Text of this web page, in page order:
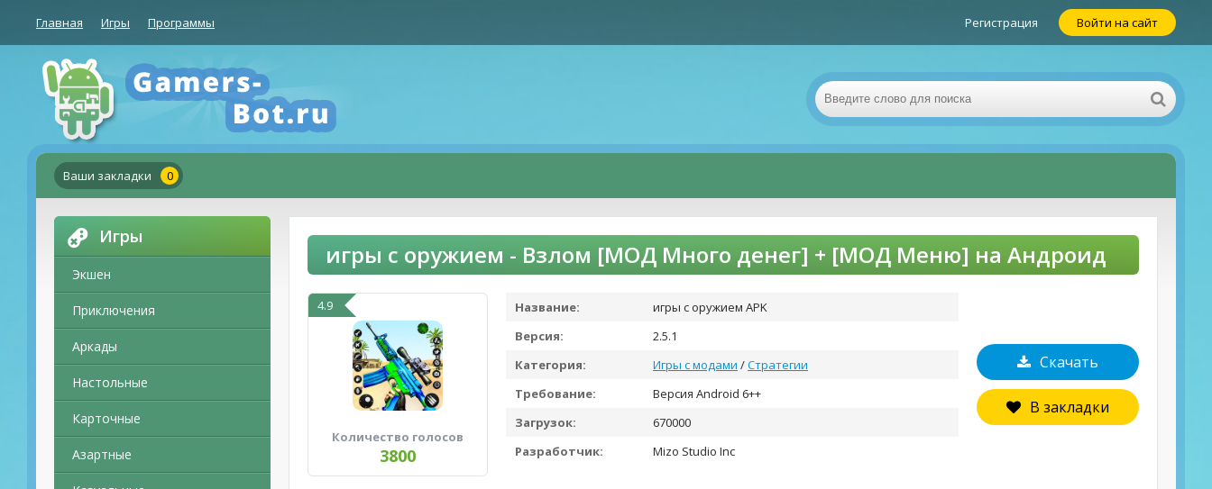
Главная Игры Программы Регистрация Войти на сайт
Ваши закладки 0
Игры
Экшен
Приключения
Аркады
Настольные
Карточные
Азартные
игры с оружием - Взлом [МОД Много денег] + [МОД Меню] на Андроид
4.9
Количество голосов
3800
Скачать
В закладки
Название:
игры с оружием APK
Версия:
2.5.1
Категория:
Игры с модами /Стратегии
Требование:
Версия Android 6++
Загрузок:
670000
Разработчик:
Mizo Studio Inc